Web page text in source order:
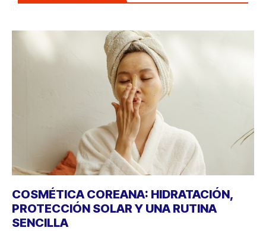
COSMÉTICA COREANA: HIDRATACIÓN,
PROTECCIÓN SOLAR Y UNA RUTINA
SENCILLA